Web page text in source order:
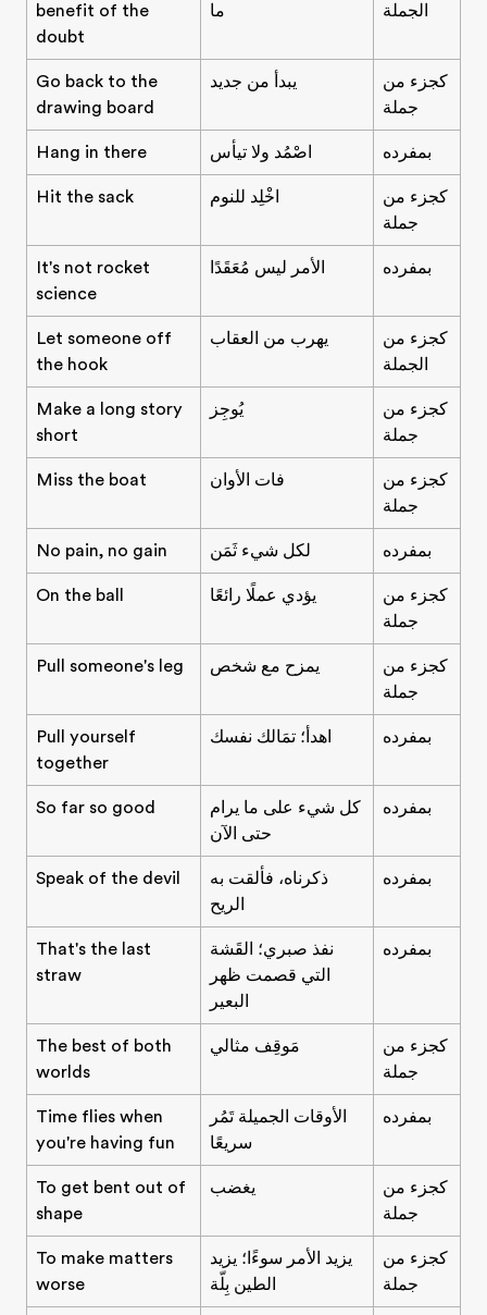
benefit of the
doubt
ما
الجملة
Go back to the
drawing board
يبدأ من جديد
كجزء من
جملة
Hang in there اصْمُد ولا تيأس بمفرده
Hit the sack اخْلِد للنوم
كجزء من
جملة
It's not rocket
science
الأمر ليس مُعَقَدًا بمفرده
Let someone off
the hook
يهرب من العقاب
كجزء من
الجملة
Make a long story
short
يُوجِز
كجزء من
جملة
Miss the boat فات الأوان
كجزء من
جملة
No pain, no gain لكل شيء ثَمَن بمفرده
On the ball يؤدي عملًا رائعًا
كجزء من
جملة
Pull someone's leg يمزح مع شخص
كجزء من
جملة
Pull yourself
together
اهدأ؛ تمَالك نفسك بمفرده
So far so good
كل شيء على ما يرام
حتى الآن
بمفرده
Speak of the devil
ذكرناه، فألقت به
الريح
بمفرده
That's the last
straw
نفذ صبري؛ القَشة
التي قصمت ظهر
البعير
بمفرده
The best of both
worlds
مَوقِف مثالي
كجزء من
جملة
Time flies when
you're having fun
الأوقات الجميلة تَمُر
سريعًا
بمفرده
To get bent out of
shape
يغضب
كجزء من
جملة
To make matters
worse
يزيد الأمر سوءًا؛ يزيد
الطين بِلّة
كجزء من
جملة